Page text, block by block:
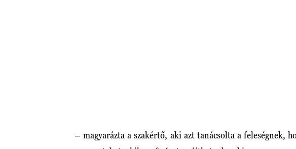
– magyarázta a szakértő, aki azt tanácsolta a feleségnek,